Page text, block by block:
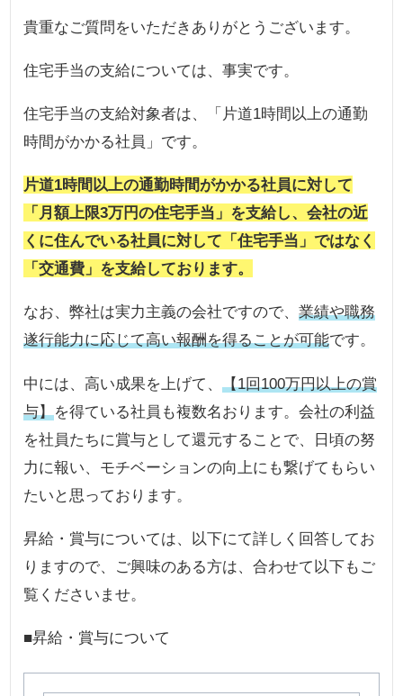
貴重なご質問をいただきありがとうございます。
住宅手当の支給については、事実です。
住宅手当の支給対象者は、「片道1時間以上の通勤
時間がかかる社員」です。
片道1時間以上の通勤時間がかかる社員に対して
「月額上限3万円の住宅手当」を支給し、会社の近
くに住んでいる社員に対して「住宅手当」ではなく
「交通費」を支給しております。
なお、弊社は実力主義の会社ですので、業績や職務
遂行能力に応じて高い報酬を得ることが可能です。
中には、高い成果を上げて、【1回100万円以上の賞
与】を得ている社員も複数名おります。会社の利益
を社員たちに賞与として還元することで、日頃の努
力に報い、モチベーションの向上にも繋げてもらい
たいと思っております。
昇給・賞与については、以下にて詳しく回答してお
りますので、ご興味のある方は、合わせて以下もご
覧くださいませ。
■昇給・賞与について